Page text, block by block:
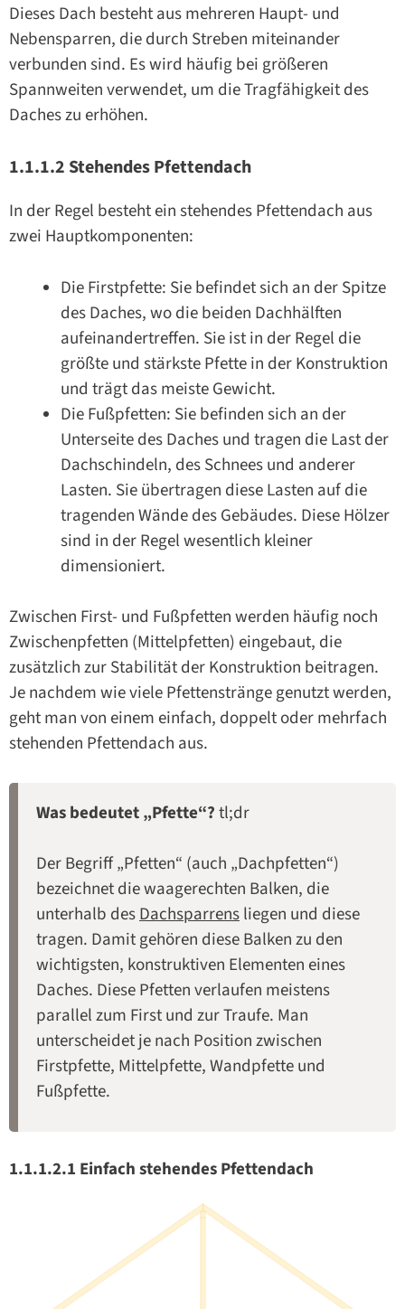
Dieses Dach besteht aus mehreren Haupt- und
Nebensparren, die durch Streben miteinander
verbunden sind. Es wird häufig bei größeren
Spannweiten verwendet, um die Tragfähigkeit des
Daches zu erhöhen.
1.1.1.2 Stehendes Pfettendach
In der Regel besteht ein stehendes Pfettendach aus
zwei Hauptkomponenten:
Die Firstpfette: Sie befindet sich an der Spitze
des Daches, wo die beiden Dachhälften
aufeinandertreffen. Sie ist in der Regel die
größte und stärkste Pfette in der Konstruktion
und trägt das meiste Gewicht.
Die Fußpfetten: Sie befinden sich an der
Unterseite des Daches und tragen die Last der
Dachschindeln, des Schnees und anderer
Lasten. Sie übertragen diese Lasten auf die
tragenden Wände des Gebäudes. Diese Hölzer
sind in der Regel wesentlich kleiner
dimensioniert.
Zwischen First- und Fußpfetten werden häufig noch
Zwischenpfetten (Mittelpfetten) eingebaut, die
zusätzlich zur Stabilität der Konstruktion beitragen.
Je nachdem wie viele Pfettenstränge genutzt werden,
geht man von einem einfach, doppelt oder mehrfach
stehenden Pfettendach aus.
Was bedeutet „Pfette“?tl;dr
Der Begriff „Pfetten“ (auch „Dachpfetten“)
bezeichnet die waagerechten Balken, die
unterhalb desDachsparrensliegen und diese
tragen. Damit gehören diese Balken zu den
wichtigsten, konstruktiven Elementen eines
Daches. Diese Pfetten verlaufen meistens
parallel zum First und zur Traufe. Man
unterscheidet je nach Position zwischen
Firstpfette, Mittelpfette, Wandpfette und
Fußpfette.
1.1.1.2.1 Einfach stehendes Pfettendach